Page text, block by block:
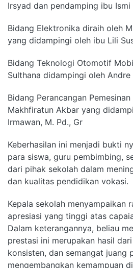
Irsyad dan pendamping ibu Ismi
Bidang Elektronika diraih oleh
yang didampingi oleh ibu Lili
Bidang Teknologi Otomotif
Sulthana didampingi oleh Andre
Bidang Perancangan
Makhfiratun Akbar yang
Irmawan, M. Pd., Gr
Keberhasilan ini menjadi bukti
para siswa, guru pembimbing,
dari pihak sekolah dalam
dan kualitas pendidikan vokasi.
Kepala sekolah menyampaikan
apresiasi yang tinggi atas
Dalam keterangannya, beliau
prestasi ini merupakan hasil
konsisten, dan semangat juang
mengembangkan kemampuan